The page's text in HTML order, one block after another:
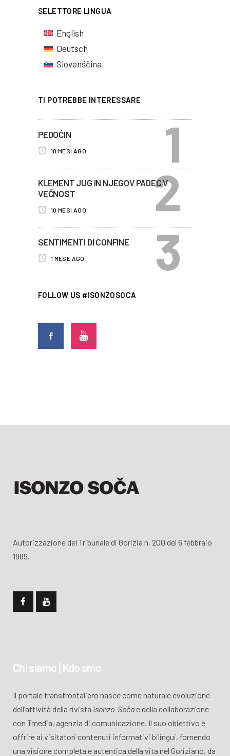
SELETTORE LINGUA
English
Deutsch
Slovenščina
TI POTREBBE INTERESSARE
PEDOĆIN
10 MESI AGO
KLEMENT JUG IN NJEGOV PADEC V
VEČNOST
10 MESI AGO
SENTIMENTI DI CONFINE
1 MESE AGO
FOLLOW US #ISONZOSOCA
Autorizzazione del Tribunale di Gorizia n. 200 del 6 febbraio
1989.
Chi siamo | Kdo smo
Il portale transfrontaliero nasce come naturale evoluzione
dell’attività della rivista Isonzo-Sočae della collaborazione
con Tmedia, agenzia di comunicazione. Il suo obiettivo è
offrire ai visitatori contenuti informativi bilingui, fornendo
una visione completa e autentica della vita nel Goriziano, da